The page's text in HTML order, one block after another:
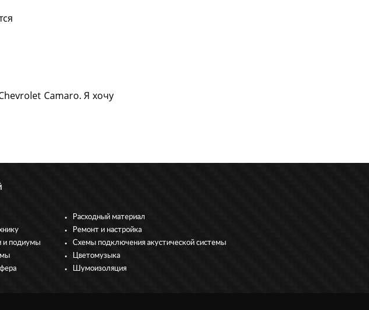
Camaro. Я хочу
и подиумы
Расходный материал
Ремонт и настройка
Схемы подключения акустической системы
Цветомузыка
Шумоизоляция